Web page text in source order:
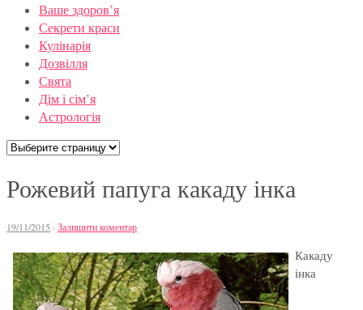
Ваше здоров’я
Секрети краси
Кулінарія
Дозвілля
Свята
Дім і сім’я
Астрологія
Рожевий папуга какаду інка
19/11/2015 · Залишити коментар
Какаду
інка